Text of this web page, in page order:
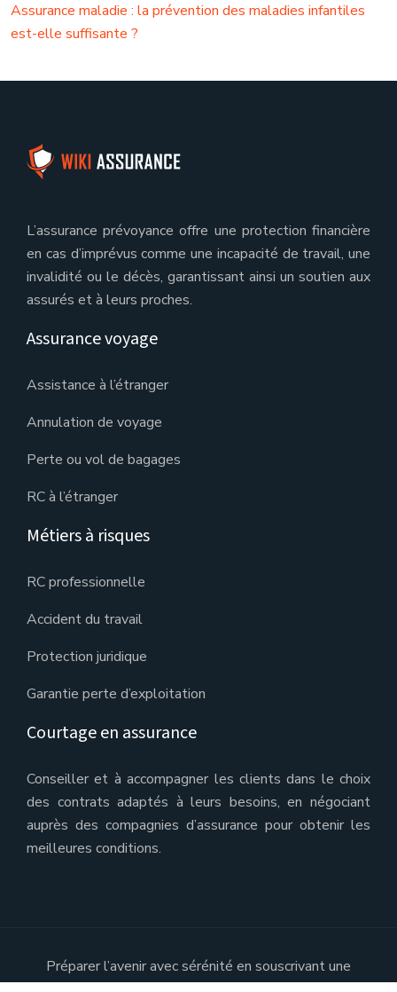
Assurance maladie : la prévention des maladies infantiles
est-elle suffisante ?
L’assurance prévoyance offre une protection financière
en cas d’imprévus comme une incapacité de travail, une
invalidité ou le décès, garantissant ainsi un soutien aux
assurés et à leurs proches.
Assurance voyage
Assistance à l’étranger
Annulation de voyage
Perte ou vol de bagages
RC à l’étranger
Métiers à risques
RC professionnelle
Accident du travail
Protection juridique
Garantie perte d’exploitation
Courtage en assurance
Conseiller et à accompagner les clients dans le choix
des contrats adaptés à leurs besoins, en négociant
auprès des compagnies d’assurance pour obtenir les
meilleures conditions.
Préparer l’avenir avec sérénité en souscrivant une